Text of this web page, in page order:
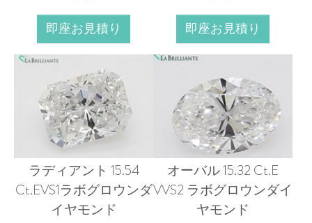
即座お見積り 即座お見積り
ラディアント 15.54
Ct.EVS1ラボグロウンダ
イヤモンド
オーバル 15.32 Ct.E
VVS2 ラボグロウンダイ
ヤモンド